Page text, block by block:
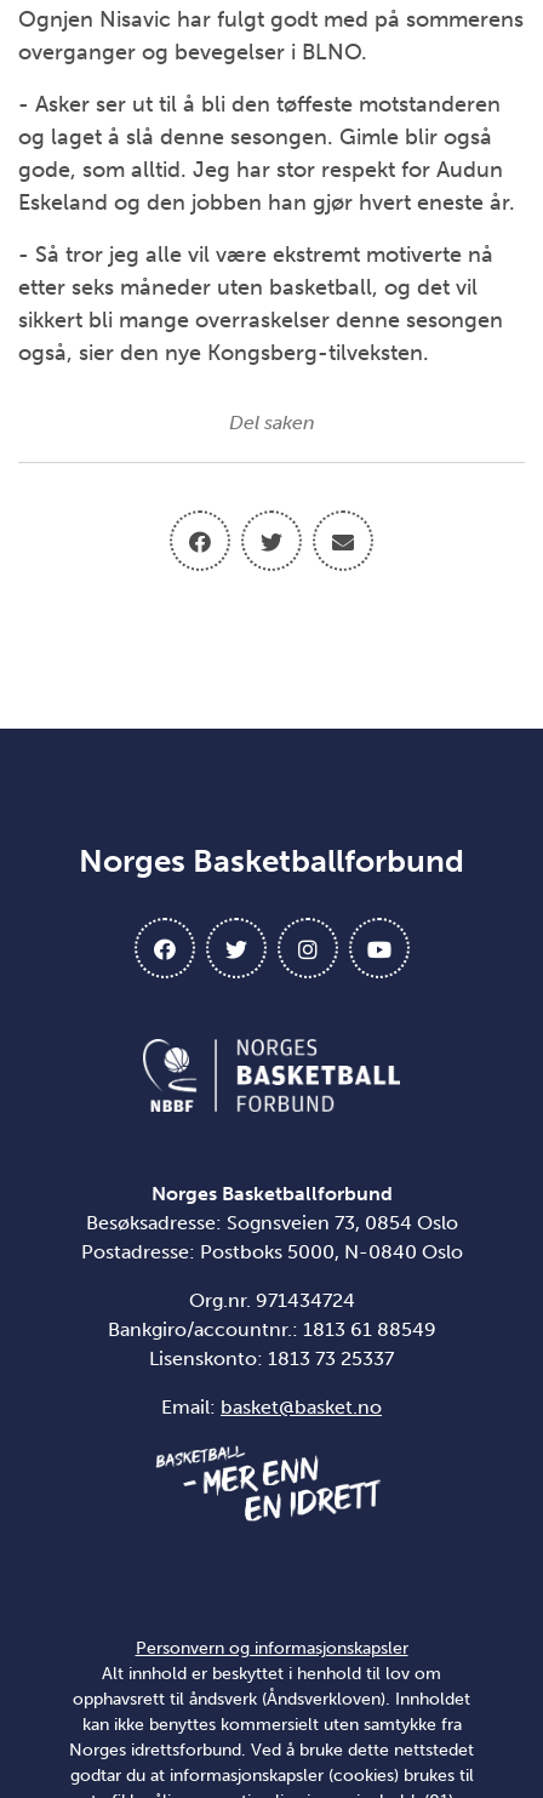
Ognjen Nisavic har fulgt godt med på sommerens
overganger og bevegelser i BLNO.
- Asker ser ut til å bli den tøffeste motstanderen
og laget å slå denne sesongen. Gimle blir også
gode, som alltid. Jeg har stor respekt for Audun
Eskeland og den jobben han gjør hvert eneste år.
- Så tror jeg alle vil være ekstremt motiverte nå
etter seks måneder uten basketball, og det vil
sikkert bli mange overraskelser denne sesongen
også, sier den nye Kongsberg-tilveksten.
Del saken
Norges Basketballforbund
Norges Basketballforbund
Besøksadresse: Sognsveien 73, 0854 Oslo
Postadresse: Postboks 5000, N-0840 Oslo
Org.nr. 971434724
Bankgiro/accountnr.: 1813 61 88549
Lisenskonto: 1813 73 25337
Email: basket@basket.no
Personvern og informasjonskapsler
Alt innhold er beskyttet i henhold til lov om
opphavsrett til åndsverk (Åndsverkloven). Innholdet
kan ikke benyttes kommersielt uten samtykke fra
Norges idrettsforbund. Ved å bruke dette nettstedet
godtar du at informasjonskapsler (cookies) brukes til